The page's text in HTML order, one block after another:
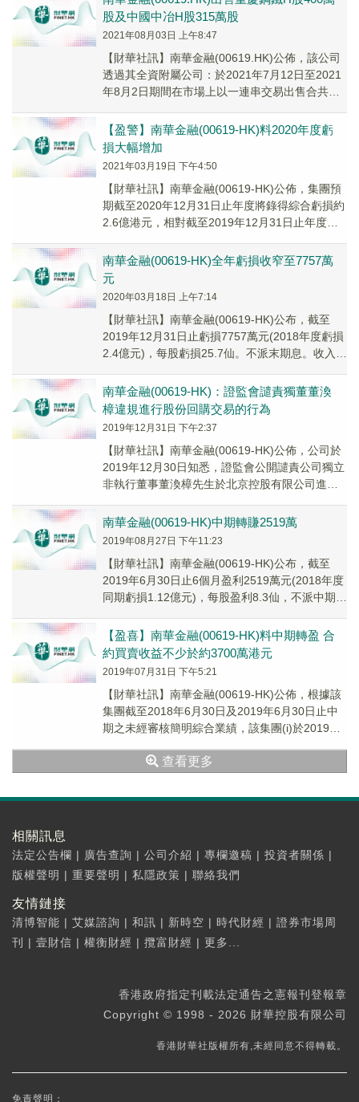
股及中國中冶H股315萬股
2021年08月03日 上午8:47
【財華社訊】南華金融(00619.HK)公佈，該公司
透過其全資附屬公司：於2021年7月12日至2021
年8月2日期間在市場上以一連串交易出售合共
【盈警】南華金融(00619-HK)料2020年度虧
損大幅增加
2021年03月19日 下午4:50
【財華社訊】南華金融(00619-HK)公佈，集團預
期截至2020年12月31日止年度將錄得綜合虧損約
2.6億港元，相對截至2019年12月31日止年度則
南華金融(00619-HK)全年虧損收窄至7757萬
元
2020年03月18日 上午7:14
【財華社訊】南華金融(00619-HK)公布，截至
2019年12月31日止虧損7757萬元(2018年度虧損
2.4億元)，每股虧損25.7仙。不派末期息。收入
南華金融(00619-HK)：證監會譴責獨董董渙
樟違規進行股份回購交易的行為
2019年12月31日 下午2:37
【財華社訊】南華金融(00619-HK)公佈，公司於
2019年12月30日知悉，證監會公開譴責公司獨立
非執行董事董渙樟先生於北京控股有限公司進行
南華金融(00619-HK)中期轉賺2519萬
2019年08月27日 下午11:23
【財華社訊】南華金融(00619-HK)公布，截至
2019年6月30日止6個月盈利2519萬元(2018年度
同期虧損1.12億元)，每股盈利8.3仙，不派中期
【盈喜】南華金融(00619-HK)料中期轉盈 合
約買賣收益不少於約3700萬港元
2019年07月31日 下午5:21
【財華社訊】南華金融(00619-HK)公佈，根據該
集團截至2018年6月30日及2019年6月30日止中
期之未經審核簡明綜合業績，該集團(i)於2019年
查看更多
相關訊息
法定公告欄 | 廣告查詢 | 公司介紹 | 專欄邀稿 | 投資者關係 |
版權聲明 | 重要聲明 | 私隱政策 | 聯絡我們
友情鏈接
清博智能 | 艾媒諮詢 | 和訊 | 新時空 | 時代財經 | 證券市場周
刊
| 壹財信 | 權衡財經 | 攬富財經 | 更多...
香港政府指定刊載法定通告之憲報刊登報章
Copyright © 1998 - 2026 財華控股有限公司
香港財華社版權所有,未經同意不得轉載。
免責聲明：